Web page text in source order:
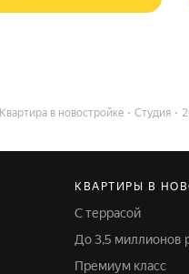
Квартира в новостройке Студия
КВАРТИРЫ В
С террасой
До 3,5 миллионов
Премиум класс